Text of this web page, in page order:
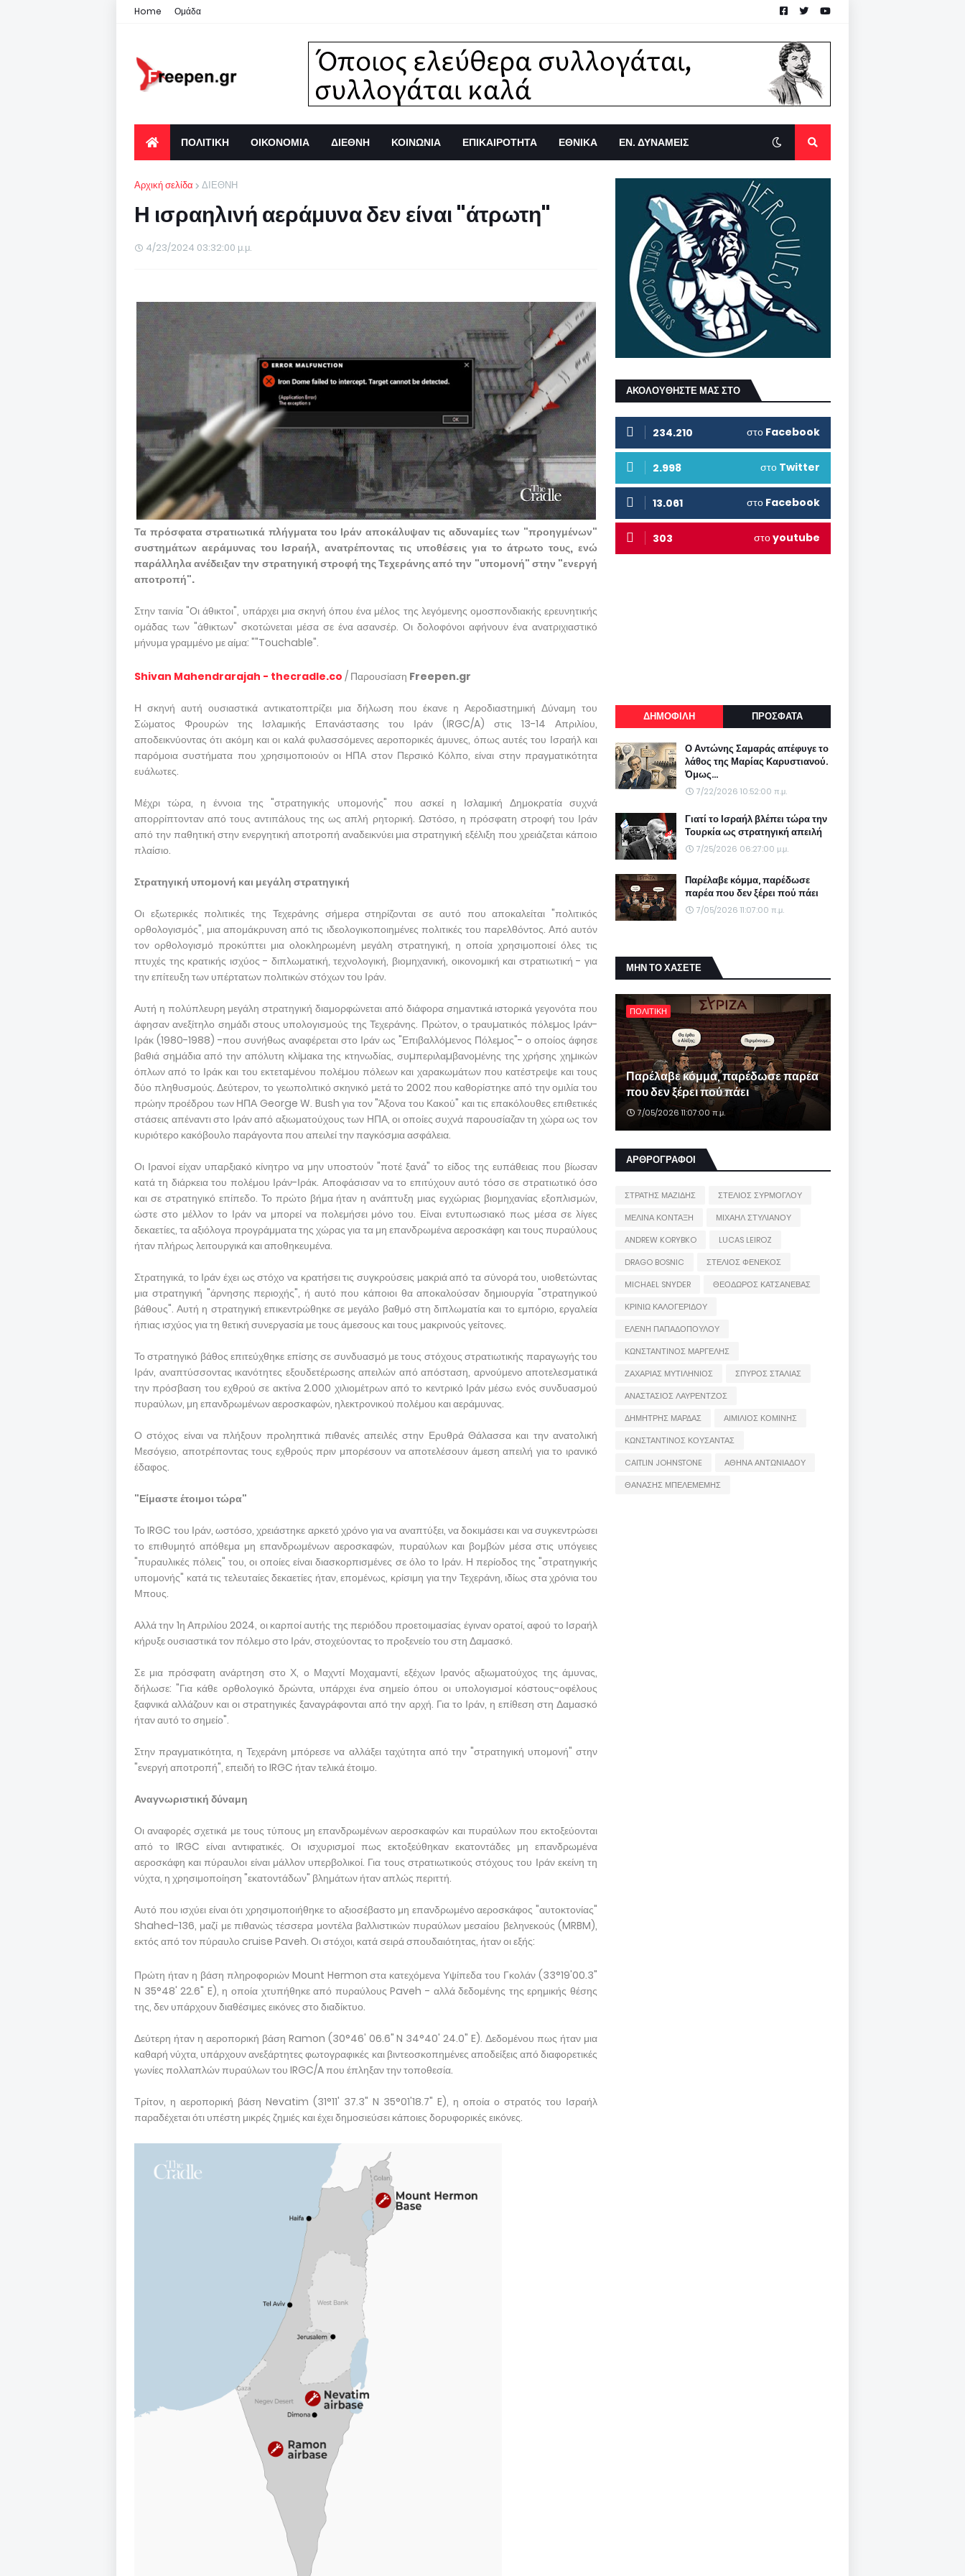
Home Ομάδα
ΠΟΛΙΤΙΚΗ ΟΙΚΟΝΟΜΙΑ ΔΙΕΘΝΗ ΚΟΙΝΩΝΙΑ ΕΠΙΚΑΙΡΟΤΗΤΑ ΕΘΝΙΚΑ ΕΝ. ΔΥΝΑΜΕΙΣ
Αρχική σελίδα ΔΙΕΘΝΗ
Η ισραηλινή αεράμυνα δεν είναι "άτρωτη"
4/23/2024 03:32:00 μ.μ.
Τα πρόσφατα στρατιωτικά πλήγματα του Ιράν αποκάλυψαν τις αδυναμίες των "προηγμένων"
συστημάτων αεράμυνας του Ισραήλ, ανατρέποντας τις υποθέσεις για το άτρωτο τους, ενώ
παράλληλα ανέδειξαν την στρατηγική στροφή της Τεχεράνης από την "υπομονή" στην "ενεργή
αποτροπή".
Στην ταινία "Οι άθικτοι", υπάρχει μια σκηνή όπου ένα μέλος της λεγόμενης ομοσπονδιακής ερευνητικής
ομάδας των "άθικτων" σκοτώνεται μέσα σε ένα ασανσέρ. Οι δολοφόνοι αφήνουν ένα ανατριχιαστικό
μήνυμα γραμμένο με αίμα: ""Touchable".
Shivan Mahendrarajah - thecradle.co / Παρουσίαση Freepen.gr
Η σκηνή αυτή ουσιαστικά αντικατοπτρίζει μια δήλωση που έκανε η Αεροδιαστημική Δύναμη του
Σώματος Φρουρών της Ισλαμικής Επανάστασης του Ιράν (IRGC/A) στις 13-14 Απριλίου,
αποδεικνύοντας ότι ακόμη και οι καλά φυλασσόμενες αεροπορικές άμυνες, όπως αυτές του Ισραήλ και
παρόμοια συστήματα που χρησιμοποιούν οι ΗΠΑ στον Περσικό Κόλπο, είναι στην πραγματικότητα
ευάλωτες.
Μέχρι τώρα, η έννοια της "στρατηγικής υπομονής" που ασκεί η Ισλαμική Δημοκρατία συχνά
απορρίπτονταν από τους αντιπάλους της ως απλή ρητορική. Ωστόσο, η πρόσφατη στροφή του Ιράν
από την παθητική στην ενεργητική αποτροπή αναδεικνύει μια στρατηγική εξέλιξη που χρειάζεται κάποιο
πλαίσιο.
Στρατηγική υπομονή και μεγάλη στρατηγική
Οι εξωτερικές πολιτικές της Τεχεράνης σήμερα στηρίζονται σε αυτό που αποκαλείται "πολιτικός
ορθολογισμός", μια απομάκρυνση από τις ιδεολογικοποιημένες πολιτικές του παρελθόντος. Από αυτόν
τον ορθολογισμό προκύπτει μια ολοκληρωμένη μεγάλη στρατηγική, η οποία χρησιμοποιεί όλες τις
πτυχές της κρατικής ισχύος - διπλωματική, τεχνολογική, βιομηχανική, οικονομική και στρατιωτική - για
την επίτευξη των υπέρτατων πολιτικών στόχων του Ιράν.
Αυτή η πολύπλευρη μεγάλη στρατηγική διαμορφώνεται από διάφορα σημαντικά ιστορικά γεγονότα που
άφησαν ανεξίτηλο σημάδι στους υπολογισμούς της Τεχεράνης. Πρώτον, ο τραυµατικός πόλεµος Ιράν-
Ιράκ (1980-1988) -που συνήθως αναφέρεται στο Ιράν ως "Επιβαλλόµενος Πόλεµος"- ο οποίος άφησε
βαθιά σηµάδια από την απόλυτη κλίµακα της κτηνωδίας, συµπεριλαµβανοµένης της χρήσης χηµικών
όπλων από το Ιράκ και του εκτεταµένου πολέµου πόλεων και χαρακωμάτων που κατέστρεψε και τους
δύο πληθυσμούς. Δεύτερον, το γεωπολιτικό σκηνικό μετά το 2002 που καθορίστηκε από την ομιλία του
πρώην προέδρου των ΗΠΑ George W. Bush για τον "Άξονα του Κακού" και τις επακόλουθες επιθετικές
στάσεις απέναντι στο Ιράν από αξιωματούχους των ΗΠΑ, οι οποίες συχνά παρουσίαζαν τη χώρα ως τον
κυριότερο κακόβουλο παράγοντα που απειλεί την παγκόσμια ασφάλεια.
Οι Ιρανοί είχαν υπαρξιακό κίνητρο να μην υποστούν "ποτέ ξανά" το είδος της ευπάθειας που βίωσαν
κατά τη διάρκεια του πολέμου Ιράν-Ιράκ. Αποφάσισαν να το επιτύχουν αυτό τόσο σε στρατιωτικό όσο
και σε στρατηγικό επίπεδο. Το πρώτο βήμα ήταν η ανάπτυξη μιας εγχώριας βιομηχανίας εξοπλισμών,
ώστε στο μέλλον το Ιράν να μπορεί να πολεμήσει μόνο του. Είναι εντυπωσιακό πως μέσα σε λίγες
δεκαετίες, τα αξιόλογα προγράμματα της χώρας για τα μη επανδρωμένα αεροσκάφη και τους πυραύλους
ήταν πλήρως λειτουργικά και αποθηκευμένα.
Στρατηγικά, το Ιράν έχει ως στόχο να κρατήσει τις συγκρούσεις μακριά από τα σύνορά του, υιοθετώντας
μια στρατηγική "άρνησης περιοχής", ή αυτό που κάποιοι θα αποκαλούσαν δημιουργία "στρατηγικού
βάθους". Αυτή η στρατηγική επικεντρώθηκε σε μεγάλο βαθμό στη διπλωματία και το εμπόριο, εργαλεία
ήπιας ισχύος για τη θετική συνεργασία με τους άμεσους και τους μακρινούς γείτονες.
Το στρατηγικό βάθος επιτεύχθηκε επίσης σε συνδυασμό με τους στόχους στρατιωτικής παραγωγής του
Ιράν, αναπτύσσοντας ικανότητες εξουδετέρωσης απειλών από απόσταση, αρνούμενο αποτελεσματικά
την πρόσβαση του εχθρού σε ακτίνα 2.000 χιλιομέτρων από το κεντρικό Ιράν μέσω ενός συνδυασμού
πυραύλων, μη επανδρωμένων αεροσκαφών, ηλεκτρονικού πολέμου και αεράμυνας.
Ο στόχος είναι να πλήξουν προληπτικά πιθανές απειλές στην Ερυθρά Θάλασσα και την ανατολική
Μεσόγειο, αποτρέποντας τους εχθρούς πριν μπορέσουν να αποτελέσουν άμεση απειλή για το ιρανικό
έδαφος.
"Είμαστε έτοιμοι τώρα"
Το IRGC του Ιράν, ωστόσο, χρειάστηκε αρκετό χρόνο για να αναπτύξει, να δοκιμάσει και να συγκεντρώσει
το επιθυμητό απόθεμα μη επανδρωμένων αεροσκαφών, πυραύλων και βομβών μέσα στις υπόγειες
"πυραυλικές πόλεις" του, οι οποίες είναι διασκορπισμένες σε όλο το Ιράν. Η περίοδος της "στρατηγικής
υπομονής" κατά τις τελευταίες δεκαετίες ήταν, επομένως, κρίσιμη για την Τεχεράνη, ιδίως στα χρόνια του
Μπους.
Αλλά την 1η Απριλίου 2024, οι καρποί αυτής της περιόδου προετοιμασίας έγιναν ορατοί, αφού το Ισραήλ
κήρυξε ουσιαστικά τον πόλεμο στο Ιράν, στοχεύοντας το προξενείο του στη Δαμασκό.
Σε μια πρόσφατη ανάρτηση στο Χ, ο Μαχντί Μοχαμαντί, εξέχων Ιρανός αξιωματούχος της άμυνας,
δήλωσε: "Για κάθε ορθολογικό δρώντα, υπάρχει ένα σημείο όπου οι υπολογισμοί κόστους-οφέλους
ξαφνικά αλλάζουν και οι στρατηγικές ξαναγράφονται από την αρχή. Για το Ιράν, η επίθεση στη Δαμασκό
ήταν αυτό το σημείο".
Στην πραγματικότητα, η Τεχεράνη μπόρεσε να αλλάξει ταχύτητα από την "στρατηγική υπομονή" στην
"ενεργή αποτροπή", επειδή το IRGC ήταν τελικά έτοιμο.
Αναγνωριστική δύναμη
Οι αναφορές σχετικά με τους τύπους μη επανδρωμένων αεροσκαφών και πυραύλων που εκτοξεύονται
από το IRGC είναι αντιφατικές. Οι ισχυρισμοί πως εκτοξεύθηκαν εκατοντάδες μη επανδρωμένα
αεροσκάφη και πύραυλοι είναι μάλλον υπερβολικοί. Για τους στρατιωτικούς στόχους του Ιράν εκείνη τη
νύχτα, η χρησιμοποίηση "εκατοντάδων" βλημάτων ήταν απλώς περιττή.
Αυτό που ισχύει είναι ότι χρησιμοποιήθηκε το αξιοσέβαστο μη επανδρωμένο αεροσκάφος "αυτοκτονίας"
Shahed-136, μαζί με πιθανώς τέσσερα μοντέλα βαλλιστικών πυραύλων μεσαίου βεληνεκούς (MRBM),
εκτός από τον πύραυλο cruise Paveh. Οι στόχοι, κατά σειρά σπουδαιότητας, ήταν οι εξής:
Πρώτη ήταν η βάση πληροφοριών Mount Hermon στα κατεχόμενα Υψίπεδα του Γκολάν (33°19'00.3"
N 35°48' 22.6" E), η οποία χτυπήθηκε από πυραύλους Paveh - αλλά δεδομένης της ερημικής θέσης
της, δεν υπάρχουν διαθέσιμες εικόνες στο διαδίκτυο.
Δεύτερη ήταν η αεροπορική βάση Ramon (30°46' 06.6" N 34°40' 24.0" E). Δεδομένου πως ήταν μια
καθαρή νύχτα, υπάρχουν ανεξάρτητες φωτογραφικές και βιντεοσκοπημένες αποδείξεις από διαφορετικές
γωνίες πολλαπλών πυραύλων του IRGC/A που έπληξαν την τοποθεσία.
Τρίτον, η αεροπορική βάση Nevatim (31°11' 37.3" N 35°01'18.7" E), η οποία ο στρατός του Ισραήλ
παραδέχεται ότι υπέστη μικρές ζημιές και έχει δημοσιεύσει κάποιες δορυφορικές εικόνες.
ΑΚΟΛΟΥΘΗΣΤΕ ΜΑΣ ΣΤΟ
234.210 στο Facebook
2.998 στο Twitter
13.061 στο Facebook
303 στοyoutube
ΔΗΜΟΦΙΛΗ ΠΡΟΣΦΑΤΑ
Ο Αντώνης Σαμαράς απέφυγε το
λάθος της Μαρίας Καρυστιανού.
Όμως...
7/22/2026 10:52:00 π.μ.
Γιατί το Ισραήλ βλέπει τώρα την
Τουρκία ως στρατηγική απειλή
7/25/2026 06:27:00 μ.μ.
Παρέλαβε κόμμα, παρέδωσε
παρέα που δεν ξέρει πού πάει
7/05/2026 11:07:00 π.μ.
ΜΗΝ ΤΟ ΧΑΣΕΤΕ
ΠΟΛΙΤΙΚΗ
Παρέλαβε κόμμα, παρέδωσε παρέα
που δεν ξέρει πού πάει
7/05/2026 11:07:00 π.μ.
ΑΡΘΡΟΓΡΑΦΟΙ
ΣΤΡΑΤΗΣ ΜΑΖΙΔΗΣ
ΣΤΕΛΙΟΣ ΣΥΡΜΟΓΛΟΥ
ΜΕΛΙΝΑ ΚΟΝΤΑΞΗ
ΜΙΧΑΗΛ ΣΤΥΛΙΑΝΟΥ
ANDREW KORYBKO
LUCAS LEIROZ
DRAGO BOSNIC
ΣΤΕΛΙΟΣ ΦΕΝΕΚΟΣ
MICHAEL SNYDER
ΘΕΟΔΩΡΟΣ ΚΑΤΣΑΝΕΒΑΣ
ΚΡΙΝΙΩ ΚΑΛΟΓΕΡΙΔΟΥ
ΕΛΕΝΗ ΠΑΠΑΔΟΠΟΥΛΟΥ
ΚΩΝΣΤΑΝΤΙΝΟΣ ΜΑΡΓΕΛΗΣ
ΖΑΧΑΡΙΑΣ ΜΥΤΙΛΗΝΙΟΣ
ΣΠΥΡΟΣ ΣΤΑΛΙΑΣ
ΑΝΑΣΤΑΣΙΟΣ ΛΑΥΡΕΝΤΖΟΣ
ΔΗΜΗΤΡΗΣ ΜΑΡΔΑΣ
ΑΙΜΙΛΙΟΣ ΚΟΜΙΝΗΣ
ΚΩΝΣΤΑΝΤΙΝΟΣ ΚΟΥΣΑΝΤΑΣ
CAITLIN JOHNSTONE
ΑΘΗΝΑ ΑΝΤΩΝΙΑΔΟΥ
ΘΑΝΑΣΗΣ ΜΠΕΛΕΜΕΜΗΣ